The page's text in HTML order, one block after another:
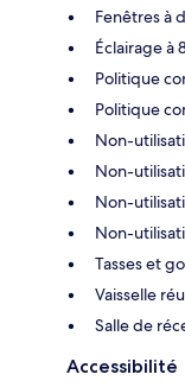
Fenêtres à
Éclairage à
Politique
Politique
Non-
Non-
Non-
Non-
Tasses et
Vaisselle
Salle de
Accessibilité